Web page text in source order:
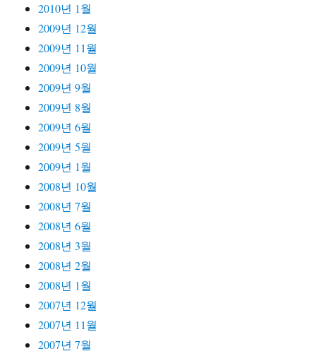
2010년 1월
2009년 12월
2009년 11월
2009년 10월
2009년 9월
2009년 8월
2009년 6월
2009년 5월
2009년 1월
2008년 10월
2008년 7월
2008년 6월
2008년 3월
2008년 2월
2008년 1월
2007년 12월
2007년 11월
2007년 7월